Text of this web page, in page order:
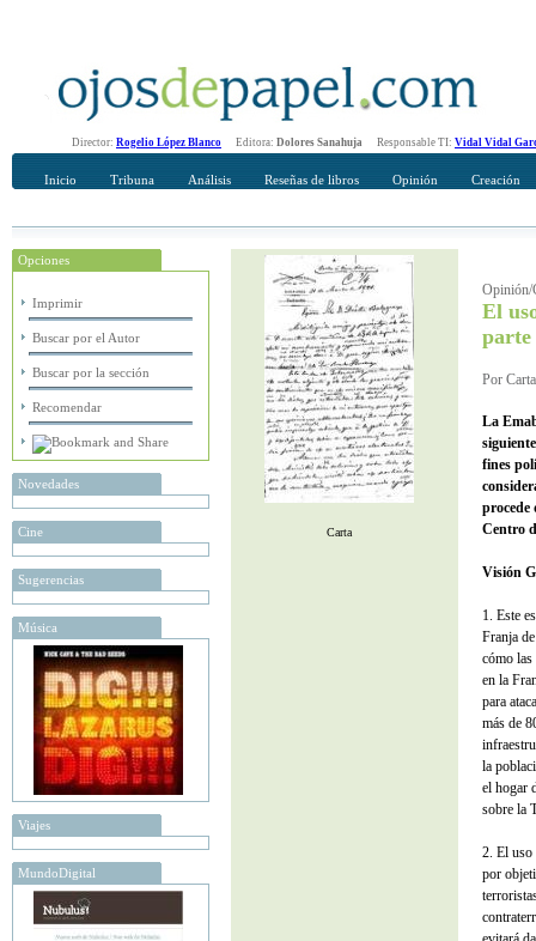
Director: Rogelio López Blanco Editora: Dolores Sanahuja Responsable TI: Vidal Vidal
Inicio Tribuna Análisis Reseñas de libros Opinión Creación
Opciones
Imprimir
Buscar por el Autor
Buscar por la sección
Recomendar
Novedades
Cine
Sugerencias
Música
Viajes
MundoDigital
Recomendar
Su nombre Completo
Carta
Opinión/
El
parte
Por
La
fines
procede
Centro
Visión
1. Este
Franja
cómo
en la
para
más de
la
el hogar
sobre la
2. El uso
por